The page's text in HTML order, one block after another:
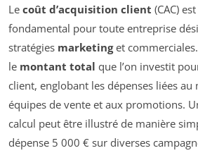
Le coût d’acquisition client (CAC)
fondamental pour toute entreprise
stratégies marketinget
le montant total que l’on investit
client, englobant les dépenses liées au
équipes de vente et aux promotions.
calcul peut être illustré de manière
dépense 5 000 € sur diverses